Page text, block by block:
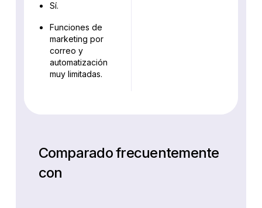
Sí.
Funciones de
marketing por
correo y
automatización
muy limitadas.
Comparado frecuentemente
con